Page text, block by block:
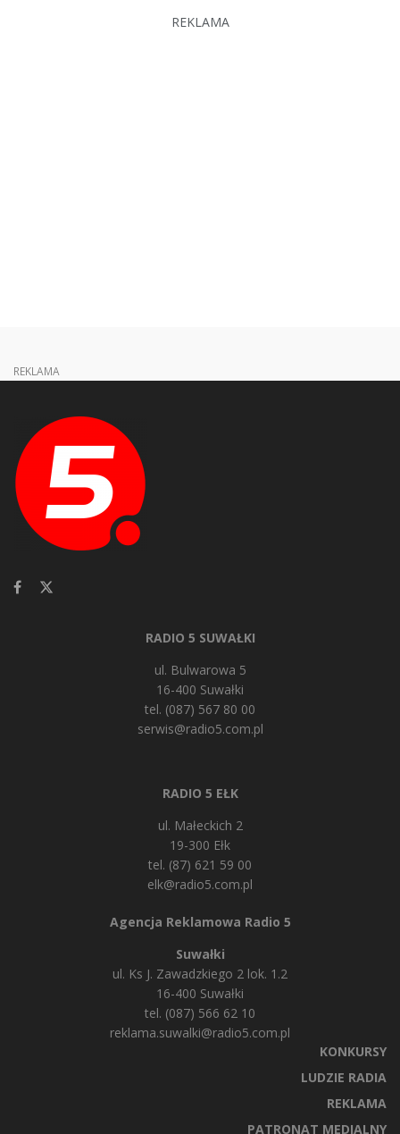
REKLAMA
REKLAMA
RADIO 5 SUWAŁKI
ul. Bulwarowa 5
16-400 Suwałki
tel. (087) 567 80 00
serwis@radio5.com.pl
RADIO 5 EŁK
ul. Małeckich 2
19-300 Ełk
tel. (87) 621 59 00
elk@radio5.com.pl
Agencja Reklamowa Radio 5
Suwałki
ul. Ks J. Zawadzkiego 2 lok. 1.2
16-400 Suwałki
tel. (087) 566 62 10
reklama.suwalki@radio5.com.pl
KONKURSY
LUDZIE RADIA
REKLAMA
PATRONAT MEDIALNY